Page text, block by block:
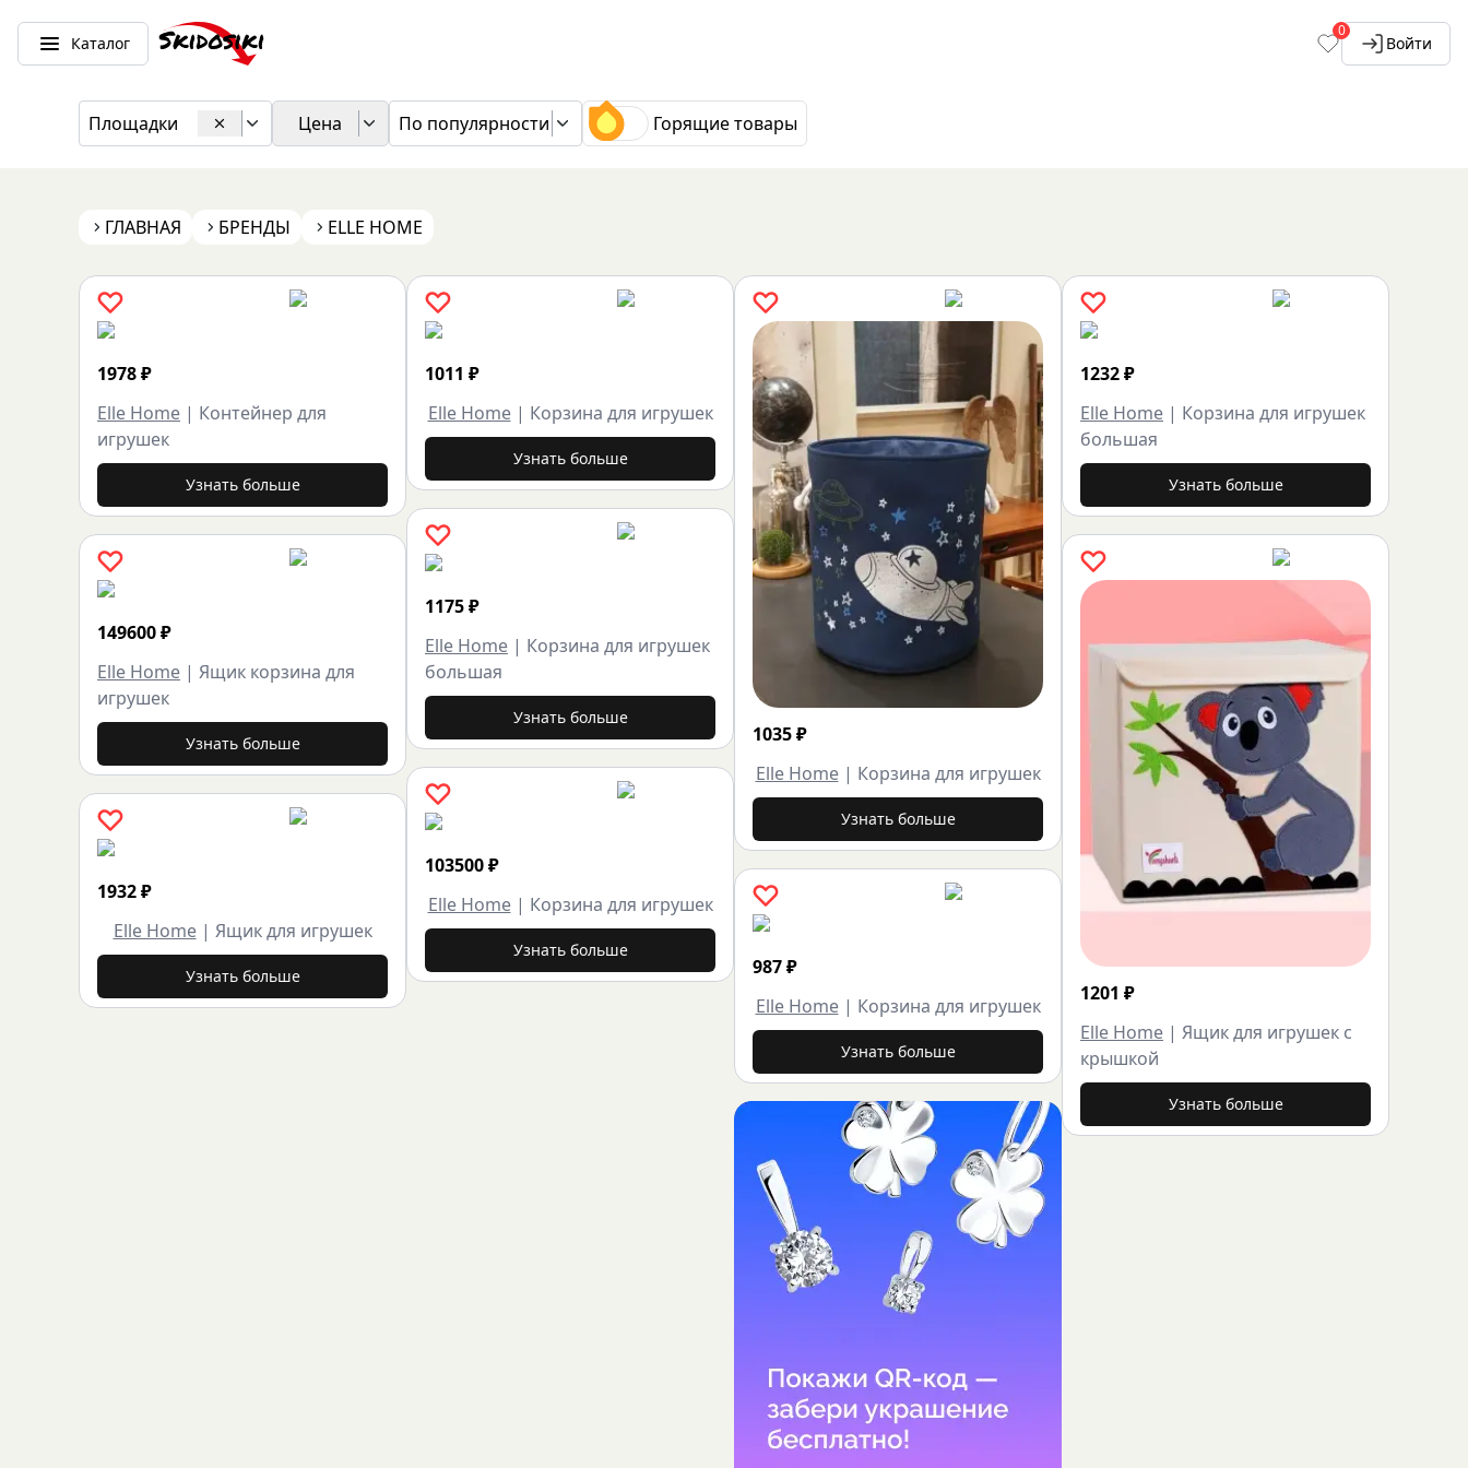
Каталог
0
Войти
Площадки Цена По популярности Горящие товары
ГЛАВНАЯ БРЕНДЫ ELLE HOME
1978₽
Elle Home | Контейнер для
игрушек
Узнать больше
149600₽
Elle Home | Ящик корзина для
игрушек
Узнать больше
1932₽
Elle Home| Ящик для игрушек
Узнать больше
1011 ₽
Elle Home| Корзина для игрушек
Узнать больше
1175₽
Elle Home | Корзина для игрушек
большая
Узнать больше
103500₽
Elle Home| Корзина для игрушек
Узнать больше
1035₽
Elle Home| Корзина для игрушек
Узнать больше
987₽
Elle Home| Корзина для игрушек
Узнать больше
1232₽
Elle Home | Корзина для игрушек
большая
Узнать больше
1201 ₽
Elle Home | Ящик для игрушек с
крышкой
Узнать больше